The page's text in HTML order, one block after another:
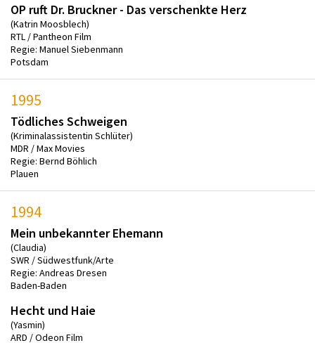
OP ruft Dr. Bruckner - Das verschenkte Herz
(Katrin Moosblech)
RTL / Pantheon Film
Regie: Manuel Siebenmann
Potsdam
1995
Tödliches Schweigen
(Kriminalassistentin Schlüter)
MDR / Max Movies
Regie: Bernd Böhlich
Plauen
1994
Mein unbekannter Ehemann
(Claudia)
SWR / Südwestfunk/Arte
Regie: Andreas Dresen
Baden-Baden
Hecht und Haie
(Yasmin)
ARD / Odeon Film